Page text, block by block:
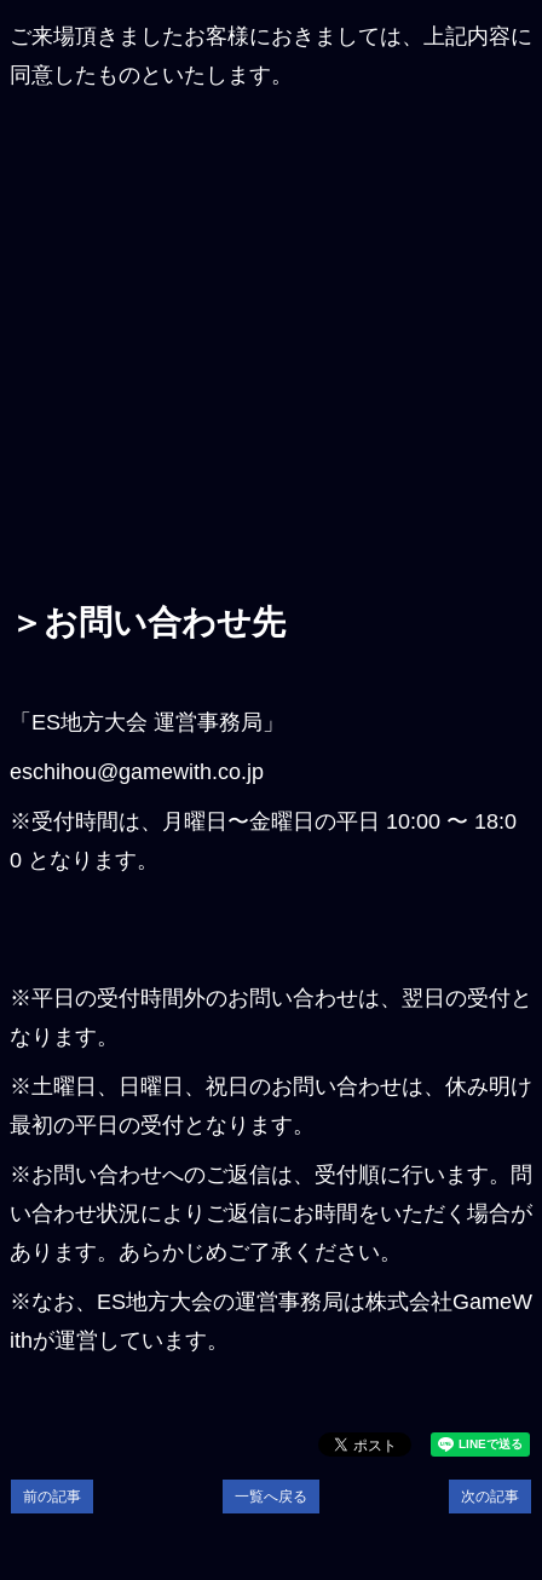
ご来場頂きましたお客様におきましては、上記内容に
同意したものといたします。
＞お問い合わせ先
「ES地方大会 運営事務局」
eschihou@gamewith.co.jp
※受付時間は、月曜日〜金曜日の平日 10:00 〜 18:0
0 となります。
※平日の受付時間外のお問い合わせは、翌日の受付と
なります。
※土曜日、日曜日、祝日のお問い合わせは、休み明け
最初の平日の受付となります。
※お問い合わせへのご返信は、受付順に行います。問
い合わせ状況によりご返信にお時間をいただく場合が
あります。あらかじめご了承ください。
※なお、ES地方大会の運営事務局は株式会社GameW
ithが運営しています。
次の記事
一覧へ戻る
前の記事